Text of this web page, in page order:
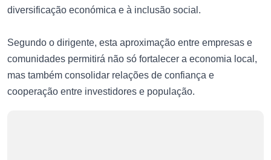
diversificação económica e à inclusão social.
Segundo o dirigente, esta aproximação entre empresas e
comunidades permitirá não só fortalecer a economia local,
mas também consolidar relações de confiança e
cooperação entre investidores e população.